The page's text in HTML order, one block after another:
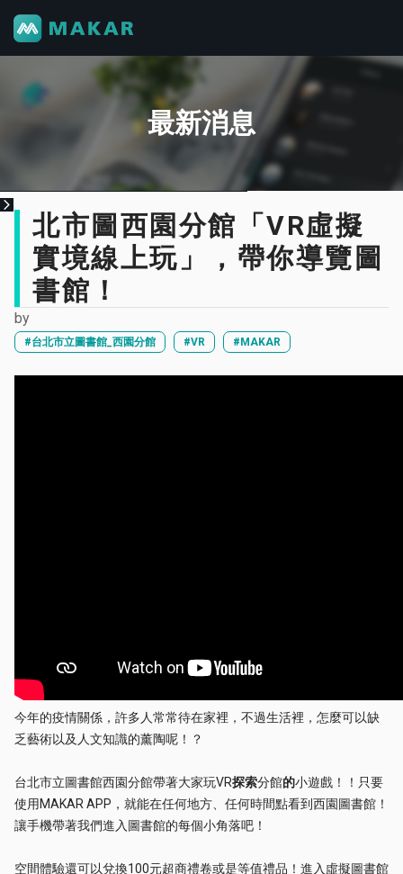
最新消息
北市圖西園分館「VR虛擬
實境線上玩」，帶你導覽圖
書館！
by
#台北市立圖書館_西園分館 #VR #MAKAR
今年的疫情關係，許多人常常待在家裡，不過生活裡，怎麼可以缺
乏藝術以及人文知識的薰陶呢！？
台北市立圖書館西園分館帶著大家玩VR探索分館的小遊戲！！只要
使用MAKAR APP，就能在任何地方、任何時間點看到西園圖書館！
讓手機帶著我們進入圖書館的每個小角落吧！
空間體驗還可以兌換100元超商禮卷或是等值禮品！進入虛擬圖書館